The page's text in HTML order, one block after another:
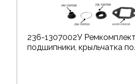
236-1307002У
подшипники, крыльчатка